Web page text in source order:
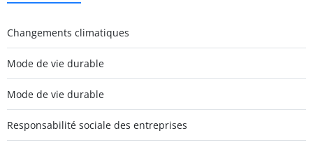
Changements climatiques
Mode de vie durable
Mode de vie durable
Responsabilité sociale des entreprises